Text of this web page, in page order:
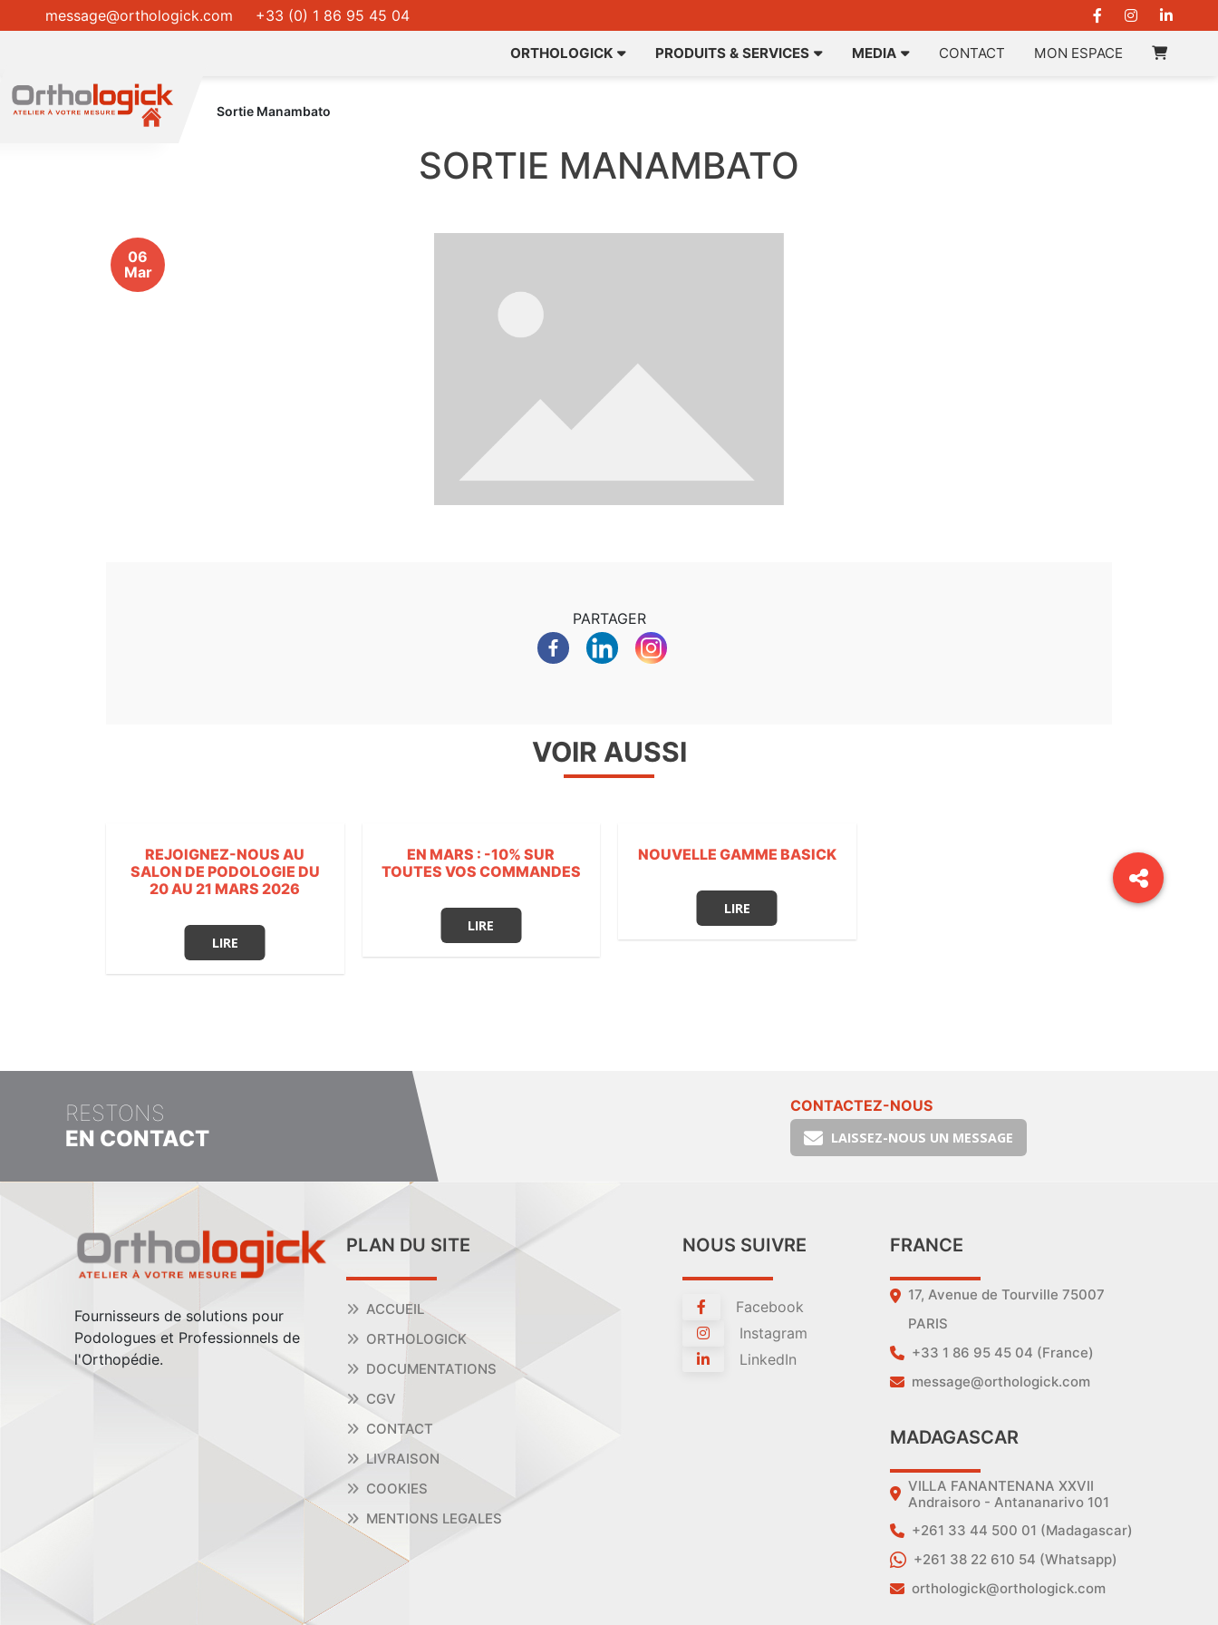
message@orthologick.com +33 (0) 1 86 95 45 04
ORTHOLOGICK PRODUITS & SERVICES MEDIA CONTACT MON ESPACE
Sortie Manambato
SORTIE MANAMBATO
06
Mar
PARTAGER
VOIR AUSSI
REJOIGNEZ-NOUS AU
SALON DE PODOLOGIE DU
20 AU 21 MARS 2026
LIRE
EN MARS : -10% SUR
TOUTES VOS COMMANDES
LIRE
NOUVELLE GAMME BASICK
LIRE
RESTONS
EN CONTACT
CONTACTEZ-NOUS
LAISSEZ-NOUS UN MESSAGE
Fournisseurs de solutions pour
Podologues et Professionnels de
l'Orthopédie.
PLAN DU SITE
ACCUEIL
ORTHOLOGICK
DOCUMENTATIONS
CGV
CONTACT
LIVRAISON
COOKIES
MENTIONS LEGALES
NOUS SUIVRE
Facebook
Instagram
LinkedIn
FRANCE
17, Avenue de Tourville 75007
PARIS
+33 1 86 95 45 04 (France)
message@orthologick.com
MADAGASCAR
VILLA FANANTENANA XXVII
Andraisoro - Antananarivo 101
+261 33 44 500 01 (Madagascar)
+261 38 22 610 54 (Whatsapp)
orthologick@orthologick.com